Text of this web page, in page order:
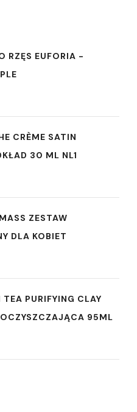
RZĘS EUFORIA -
CRÈME SATIN
30 ML NL1
ZESTAW
DLA KOBIET
TEA PURIFYING CLAY
95ML